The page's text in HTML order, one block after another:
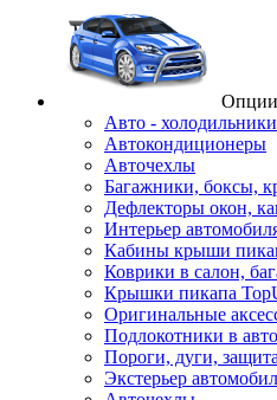
Опции
Авто - холодильники
Автокондиционеры
Авточехлы
Багажники, боксы,
Дефлекторы окон,
Интерьер
Кабины крыши
Коврики в салон,
Крышки пикапа
Оригинальные
Подлокотники в
Пороги, дуги,
Экстерьер